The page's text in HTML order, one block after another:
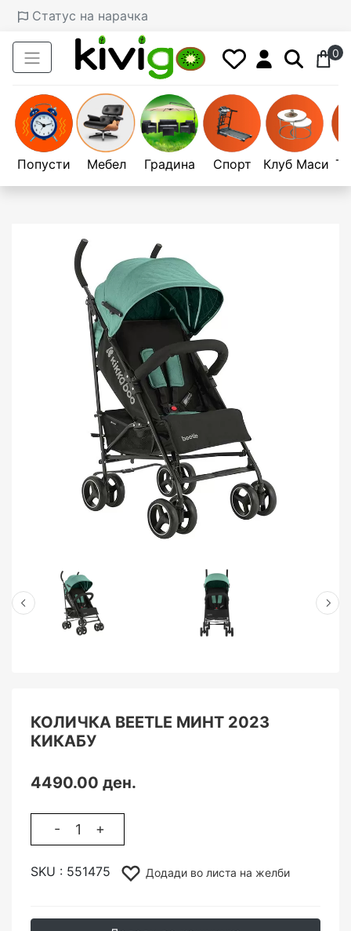
Статус на нарачка
0
Попусти Мебел Градина Спорт Клуб Маси
КОЛИЧКА BEETLE МИНТ 2023
КИКАБУ
4490.00 ден.
- +
SKU : 551475 Додади во листа на желби